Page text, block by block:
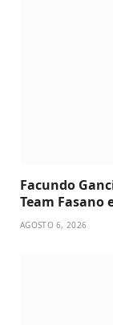
Facundo
Team Fasano
AGOSTO 6, 2026